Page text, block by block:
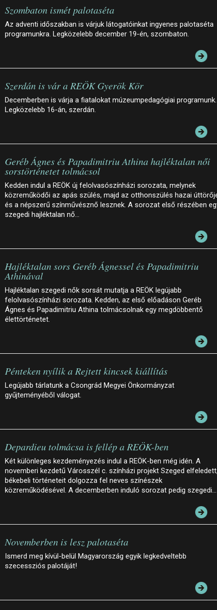
Szombaton ismét palotaséta
Az adventi időszakban is várjuk látogatóinkat ingyenes palotaséta
programunkra. Legközelebb december 19-én, szombaton.
Szerdán is vár a REÖK Gyerök Kör
Decemberben is várja a fiatalokat múzeumpedagógiai programunk.
Legközelebb 16-án, szerdán.
Geréb Ágnes és Papadimitriu Athina hajléktalan női
sorstörténetet tolmácsol
Kedden indul a REÖK új felolvasószínházi sorozata, melynek
közreműködői az apás szülés, majd az otthonszülés hazai
és a népszerű színművésznő lesznek. A sorozat első részében
szegedi hajléktalan nő…
Hajléktalan sors Geréb Ágnessel és Papadimitriu
Athinával
Hajléktalan szegedi nők sorsát mutatja a REÖK legújabb
felolvasószínházi sorozata. Kedden, az első előadáson Geréb
Ágnes és Papadimitriu Athina tolmácsolnak egy megdöbbentő
élettörténetet.
Pénteken nyílik a Rejtett kincsek kiállítás
Legújabb tárlatunk a Csongrád Megyei Önkormányzat
gyűjteményéből válogat.
Depardieu tolmácsa is fellép a REÖK-ben
Két különleges kezdeményezés indul a REÖK-ben még idén. A
novemberi kezdetű Városszél c. színházi projekt Szeged
békebeli történeteit dolgozza fel neves színészek
közreműködésével. A decemberben induló sorozat pedig szegedi…
Novemberben is lesz palotaséta
Ismerd meg kívül-belül Magyarország egyik legkedveltebb
szecessziós palotáját!